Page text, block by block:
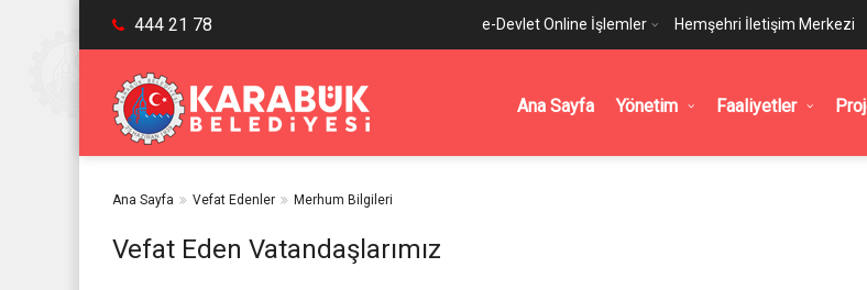
444 21 78 e-Devlet Online İşlemler Hemşehri İletişim Merkezi
Ana Sayfa Yönetim Faaliyetler
Ana Sayfa Vefat Edenler Merhum Bilgileri
Vefat Eden Vatandaşlarımız